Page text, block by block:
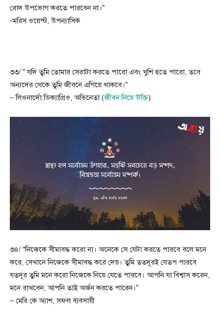
রোদ উপভোগ করতে পারবেন না।”
-মরিস ওয়েস্ট, উপন্যাসিক
৩৩/ ” যদি তুমি তোমার সেরাটা করতে পারো এবং খুশি হতে পারো, তবে
অন্যদের থেকে তুমি জীবনে এগিয়ে থাকবে।”
– লিওনার্দো ডিক্যাপ্রিও, অভিনেতা (জীবন নিয়ে উক্তি)
৩৪/ “নিজেকে সীমাবদ্ধ করো না। অনেকে সে যেটা করতে পারবে বলে মনে
করে, সেখানে নিজেকে সীমাবদ্ধ করে দেয়। তুমি ততদূরই যেতপ পারবে
যতদূর তুমি মনে করো নিজেকে নিয়ে যেতে পারবে। আপনি যা বিশ্বাস করেন,
মনে রাখবেন, আপনি তাই অর্জন করতে পারেন।”
– মেরি কে অ্যাশ, সফল ব্যবসায়ী